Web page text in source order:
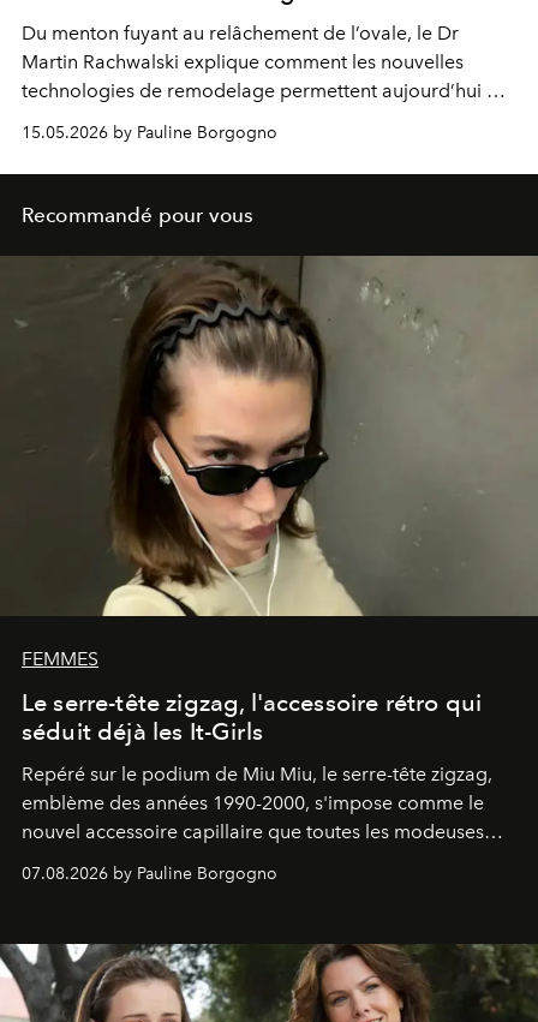
Du menton fuyant au relâchement de l’ovale, le Dr
Martin Rachwalski explique comment les nouvelles
technologies de remodelage permettent aujourd’hui de
recourir à un lifting traditionnel.
15.05.2026 by Pauline Borgogno
Recommandé pour vous
FEMMES
Le serre-tête zigzag, l'accessoire rétro qui
séduit déjà les It-Girls
Repéré sur le podium de Miu Miu, le serre-tête zigzag,
emblème des années 1990-2000, s'impose comme le
nouvel accessoire capillaire que toutes les modeuses
07.08.2026 by Pauline Borgogno